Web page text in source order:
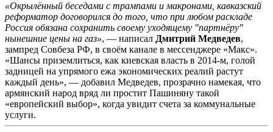
«Окрылённый беседами с трампами и макронами, кавказский
реформатор договорился до того, что при любом раскладе
Россия обязана сохранить своему уходящему "партнёру"
нынешние цены на газ», — написал Дмитрий Медведев,
зампред Совбеза РФ, в своём канале в мессенджере «Макс».
«Шансы приземлиться, как киевская власть в 2014-м, голой
задницей на упрямого ежа экономических реалий растут
каждый день», — добавил Медведев, прозрачно намекая, что
армянский народ вряд ли простит Пашиняну такой
«европейский выбор», когда увидит счета за коммунальные
услуги.